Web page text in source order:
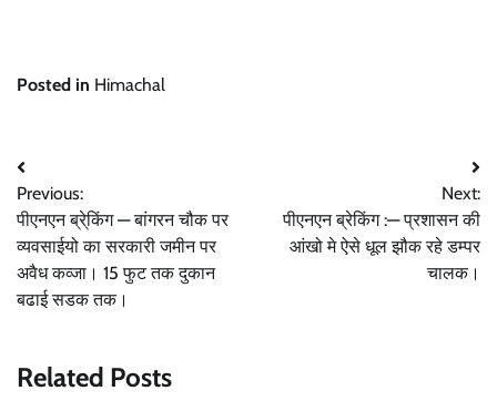
Posted in Himachal
Post
navigation
Previous:
पीएनएन ब्रे्किंग — बांगरन चौक पर
व्यवसाईयो का सरकारी जमीन पर
अवैध कव्जा। 15 फुट तक दुकान
बढाई सडक तक।
Next:
पीएनएन ब्रेकिंग :— प्रशासन की
आंखो मे ऐसे धूल झौक रहे डम्पर
चालक।
Related Posts